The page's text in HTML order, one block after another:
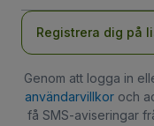
Registrera dig på
Genom att logga in
användarvillkoroch
få SMS-aviseringar